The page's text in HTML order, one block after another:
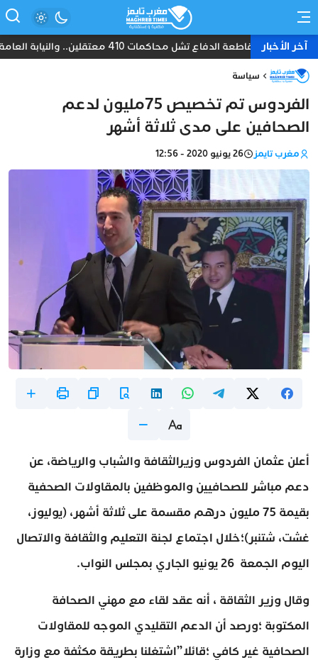
آخر الأخبارمقاطعة الدفاع تشل محاكمات 410 معتقلين.. والنيابة العامة تبحث عن حل قانوني
سياسة
الفردوس تم تخصيص 75مليون لدعم
الصحافين على مدى ثلاثة أشهر
مغرب تايمز 26 يونيو 2020 - 12:56
أعلن عثمان الفردوس وزيرالثقافة والشباب والرياضة، عن
دعم مباشر للصحافيين والموظفين بالمقاولات الصحفية
بقيمة 75 مليون درهم مقسمة على ثلاثة أشهر، (يوليوز،
غشت، شتنبر)؛خلال اجتماع لجنة التعليم والثقافة والاتصال
اليوم الجمعة 26 يونيو الجاري بمجلس النواب.
وقال وزير الثقاقة ، أنه عقد لقاء مع مهني الصحافة
المكتوبة ؛ورصد أن الدعم التقليدي الموجه للمقاولات
الصحافية غير كافي ؛قائلا”اشتغلنا بطريقة مكثفة مع وزارة